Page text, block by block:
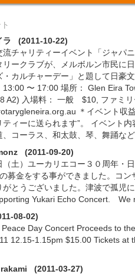
ラ (2011-10-22)
流チャリティーイベント「ジャパ
リークラブが、メルボルン市民に
・カルチャーデー」と題して日豪
13:00 〜 17:00 場所： Glen Eira
A2) 入場料： 一般 $10, ファミ
＊イベント収
ティーに送られます”。 イベント
、コーラス、和太鼓、琴、舞踊な
(2011-09-20)
（土）ユーカリエコー３０周年・
募金をする事ができました。コ
がとうございました。津波で孤児
Yukari Echo Concert.
08-02)
Day Concert Proceeds to
12.15-1.15pm $15.00 Tickets at
(2011-03-27)